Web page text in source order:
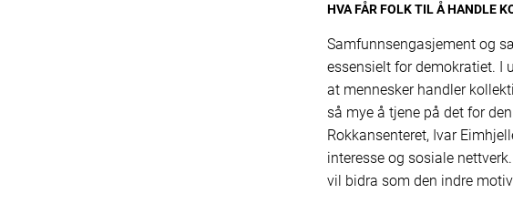
HVA FÅR FOLK TIL Å HANDLE
Samfunnsengasjement og
essensielt for demokratiet. I
at mennesker handler
så mye å tjene på det for
Rokkansenteret, Ivar
interesse og sosiale
vil bidra som den indre